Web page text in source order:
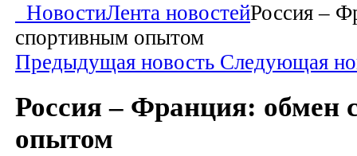
НовостиЛента новостейРоссия –
спортивным опытом
Предыдущая новость Следующая
Россия – Франция: обмен
опытом